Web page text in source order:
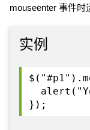
mouseenter 事件时
实例
});